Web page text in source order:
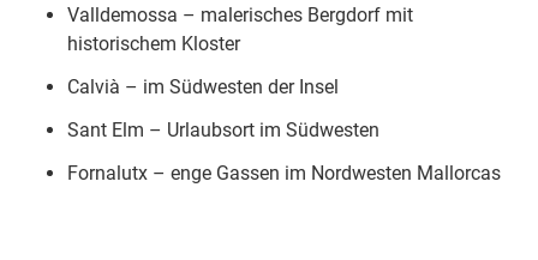
Valldemossa – malerisches Bergdorf mit
historischem Kloster
Calvià – im Südwesten der Insel
Sant Elm – Urlaubsort im Südwesten
Fornalutx – enge Gassen im Nordwesten Mallorcas